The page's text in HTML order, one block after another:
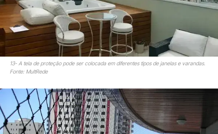
13- A tela de proteção pode ser colocada em diferentes tipos de janelas e varandas.
Fonte: MultRede